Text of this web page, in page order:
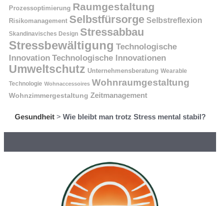
Prozessoptimierung Raumgestaltung
Risikomanagement Selbstfürsorge Selbstreflexion
Skandinavisches Design Stressabbau
Stressbewältigung Technologische
Innovation Technologische Innovationen
Umweltschutz Unternehmensberatung Wearable
Technologie Wohnaccessoires Wohnraumgestaltung
Wohnzimmergestaltung Zeitmanagement
Gesundheit> Wie bleibt man trotz Stress mental stabil?